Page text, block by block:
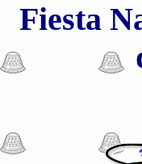
Fiesta